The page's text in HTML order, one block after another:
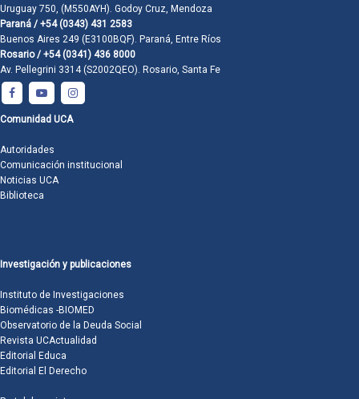
Uruguay 750, (M550AYH). Godoy Cruz, Mendoza
Paraná / +54 (0343) 431 2583
Buenos Aires 249 (E3100BQF). Paraná, Entre Ríos
Rosario / +54 (0341) 436 8000
Av. Pellegrini 3314 (S2002QEO). Rosario, Santa Fe
Comunidad UCA
Autoridades
Comunicación institucional
Noticias UCA
Biblioteca
Investigación y publicaciones
Instituto de Investigaciones
Biomédicas -BIOMED
Observatorio de la Deuda Social
Revista UCActualidad
Editorial Educa
Editorial El Derecho